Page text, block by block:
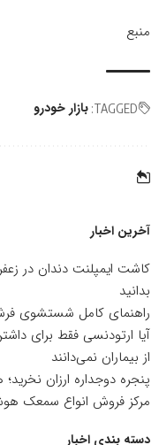
منبع
TAGGED: بازار خودرو
آخرین اخبار
کاشت ایمپلنت دندان در
بدانید
راهنمای کامل شستشوی
آیا ارتودنسی فقط برای
از بیماران نمی‌دانند
پنجره دوجداره ارزان
مرکز فروش انواع سمعک
دسته بندی اخبار